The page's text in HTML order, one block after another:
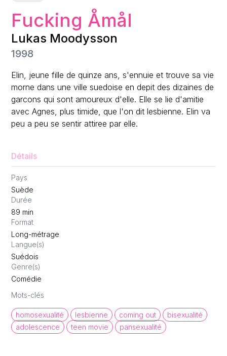
Fucking Åmål
Lukas Moodysson
1998
Elin, jeune fille de quinze ans, s'ennuie et trouve sa vie
morne dans une ville suedoise en depit des dizaines de
garcons qui sont amoureux d'elle. Elle se lie d'amitie
avec Agnes, plus timide, que l'on dit lesbienne. Elin va
peu a peu se sentir attiree par elle.
Détails
Pays
Suède
Durée
89 min
Format
Long-métrage
Langue(s)
Suédois
Genre(s)
Comédie
Mots-clés
homosexualité lesbienne coming out
bisexualité
adolescence
teen movie pansexualité